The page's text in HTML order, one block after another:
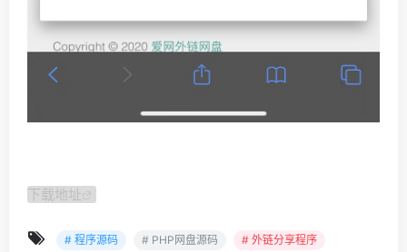
下载地址
# 程序源码 # PHP网盘源码
# 外链分享程序